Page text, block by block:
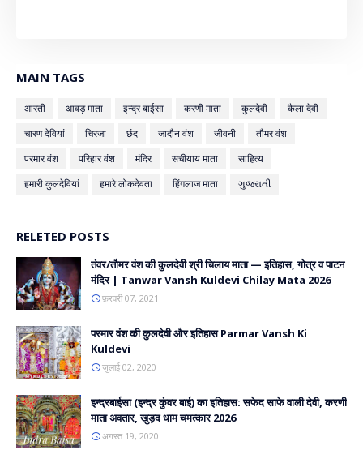
MAIN TAGS
आरती आवड़ माता इन्द्र बाईसा करणी माता कुलदेवी
कैला देवी
चारण देवियां
चिरजा छंद जादौन वंश जीवनी
तौमर वंश
परमार वंश
परिहार वंश मंदिर सचीयाय माता
साहित्य
हमारी कुलदेवियां
हमारे लोकदेवता हिंगलाज माता ગુજરાતી
RELETED POSTS
तंवर/तौमर वंश की कुलदेवी श्री चिलाय माता — इतिहास, गोत्र व पाटन
मंदिर | Tanwar Vansh Kuldevi Chilay Mata 2026
फ़रवरी 07, 2021
परमार वंश की कुलदेवी और इतिहास Parmar Vansh Ki
Kuldevi
जुलाई 02, 2020
इन्द्रबाईसा (इन्द्र कुंवर बाई) का इतिहास: सफेद साफे वाली देवी, करणी
माता अवतार, खुड़द धाम चमत्कार 2026
अगस्त 19, 2020